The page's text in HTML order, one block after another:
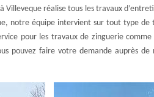
Villeveque réalise tous les travaux
notre équipe intervient sur tout type
pour les travaux de zinguerie
pouvez faire votre demande auprès